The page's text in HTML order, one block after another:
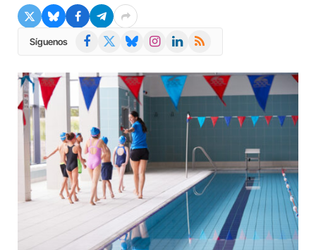
Síguenos Facebook BlueskyInstagramLinkedIn
RSS